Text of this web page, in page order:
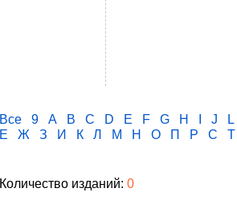
Все 9 A B C D E F G H J
L
Е
Ж З И К Л М Н О П Р С Т
Количество изданий: 0